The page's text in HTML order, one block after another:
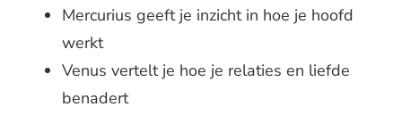
Mercurius geeft je inzicht in hoe je hoofd
werkt
Venus vertelt je hoe je relaties en liefde
benadert